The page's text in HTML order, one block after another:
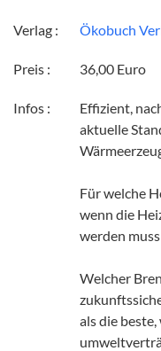
Verlag : Ökobuch
Preis : 36,00 Euro
Infos :
Effizient,
aktuelle
Für welche
wenn die
werden
Welcher
als die